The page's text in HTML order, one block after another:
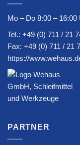
Mo – Do 8:00 –
Tel.: +49 (0) 711 / 21
Fax: +49 (0) 711 / 21
https://
PARTNER